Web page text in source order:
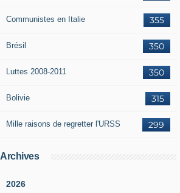
355
Communistes en Italie
350
Brésil
350
Luttes 2008-2011
315
Bolivie
299
Mille raisons de regretter l'URSS
Archives
2026